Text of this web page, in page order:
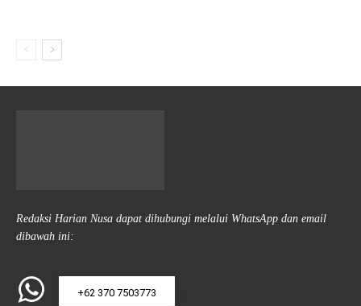
Redaksi Harian Nusa dapat dihubungi melalui WhatsApp dan email
dibawah ini:
+62 370 7503773